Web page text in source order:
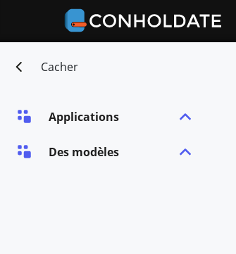
Cacher
Applications
Des modèles